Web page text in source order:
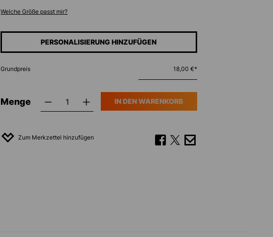
Welche Größe passt mir?
PERSONALISIERUNG HINZUFÜGEN
Grundpreis 18,00 €*
Menge IN DEN WARENKORB
Zum Merkzettel hinzufügen